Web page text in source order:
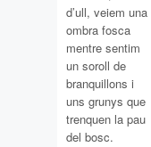
d’ull, veiem una
ombra fosca
mentre sentim
un soroll de
branquillons i
uns grunys que
trenquen la pau
del bosc.